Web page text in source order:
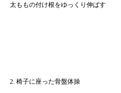
太ももの付け根をゆっくり伸ばす
2. 椅子に座った骨盤体操